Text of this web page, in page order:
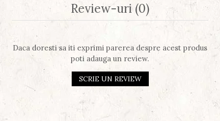
Review-uri (0)
Daca doresti sa iti exprimi parerea despre acest produs
poti adauga un review.
SCRIE UN REVIEW